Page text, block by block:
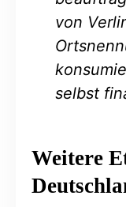
von
selbst
Weitere